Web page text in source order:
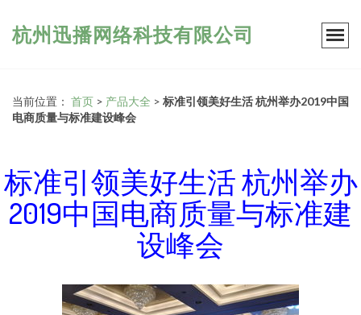
杭州迅播网络科技有限公司
当前位置： 首页 > 产品大全 > 标准引领美好生活 杭州举办2019中国
电商质量与标准建设峰会
标准引领美好生活 杭州举办
2019中国电商质量与标准建
设峰会